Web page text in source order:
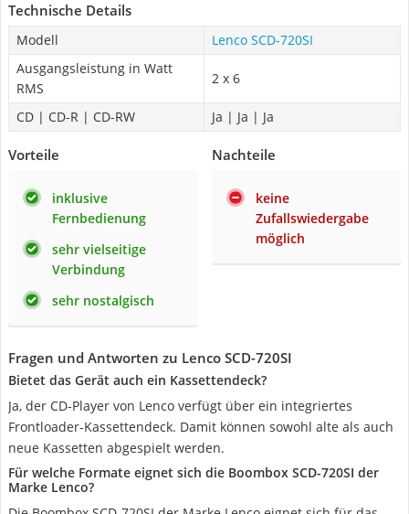
Technische Details
Modell
Lenco SCD-720SI
Ausgangsleistung in Watt
RMS
2 x 6
CD | CD-R | CD-RW Ja | Ja | Ja
Vorteile
inklusive
Fernbedienung
sehr vielseitige
Verbindung
sehr nostalgisch
Nachteile
keine
Zufallswiedergabe
möglich
Fragen und Antworten zu Lenco SCD-720SI
Bietet das Gerät auch ein Kassettendeck?
Ja, der CD-Player von Lenco verfügt über ein integriertes
Frontloader-Kassettendeck. Damit können sowohl alte als auch
neue Kassetten abgespielt werden.
Für welche Formate eignet sich die Boombox SCD-720SI der
Marke Lenco?